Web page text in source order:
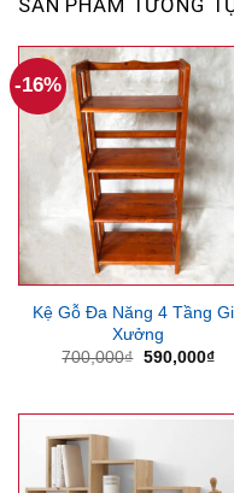
SẢN PHẨM TƯƠNG
-16%
Kệ Gỗ Đa Năng 4 Tầng
Xưởng
700,000₫ Giá
590,000₫Giá